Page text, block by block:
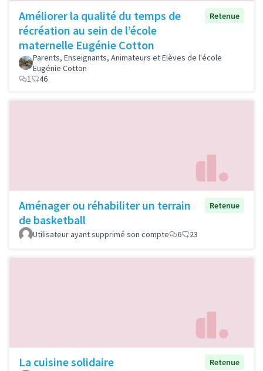
Améliorer la qualité du temps de
récréation au sein de l’école
maternelle Eugénie Cotton
Retenue
Parents, Enseignants, Animateurs et Elèves de l'école
Eugénie Cotton
1
46
Aménager ou réhabiliter un terrain
de basketball
Retenue
Utilisateur ayant supprimé son compte 6 23
La cuisine solidaire
Retenue